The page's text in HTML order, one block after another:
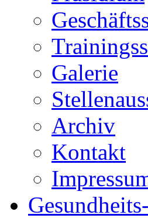
Galerie
Archiv
Kontakt